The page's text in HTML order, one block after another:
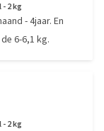
2 kg
- 4jaar. En
6-6,1 kg.
2 kg